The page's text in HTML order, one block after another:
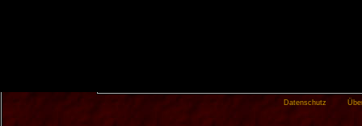
Datenschutz